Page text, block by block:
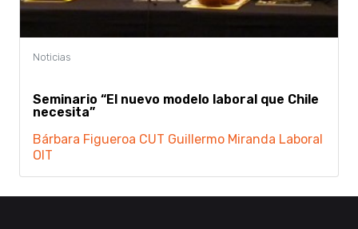
Seminario “El nuevo modelo laboral que Chile
necesita”
Bárbara Figueroa CUT Guillermo Miranda Laboral
OIT